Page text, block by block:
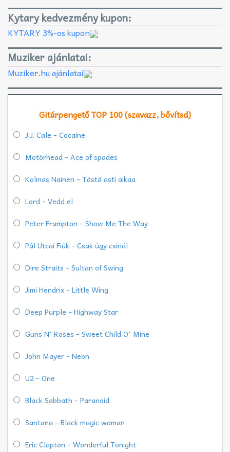
Kytary kedvezmény kupon:
KYTARY 3%-os kupon
Muziker ajánlatai:
Muziker.hu ajánlatai
Gitárpengető TOP 100 (szavazz, bővítsd)
J.J. Cale - Cocaine
Motörhead - Ace of spades
Kolmas Nainen - Tästä asti aikaa
Lord - Vedd el
Peter Frampton - Show Me The Way
Pál Utcai Fiúk - Csak úgy csinál
Dire Straits - Sultan of Swing
Jimi Hendrix - Little Wing
Deep Purple - Highway Star
Guns N' Roses - Sweet Child O' Mine
John Mayer - Neon
U2 - One
Black Sabbath - Paranoid
Santana - Black magic woman
Eric Clapton - Wonderful Tonight